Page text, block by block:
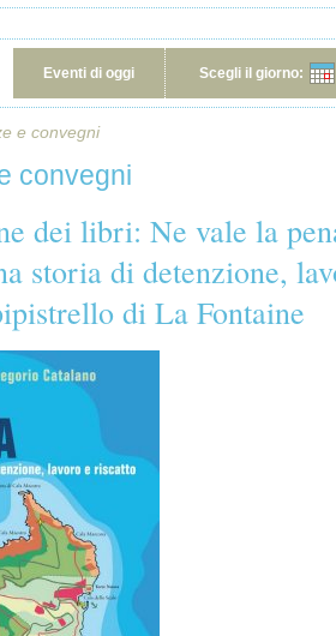
Eventi di oggi Scegli il giorno:
e convegni
convegni
dei libri: Ne vale la
storia di detenzione,
di La Fontaine